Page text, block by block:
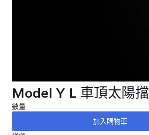
Model Y L 車頂太陽擋
數量